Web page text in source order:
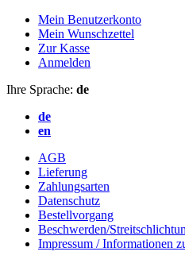
Mein Benutzerkonto
Mein Wunschzettel
Zur Kasse
Anmelden
Ihre Sprache: de
de
en
AGB
Lieferung
Zahlungsarten
Datenschutz
Bestellvorgang
Beschwerden/
Impressum / Informationen